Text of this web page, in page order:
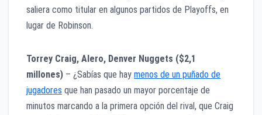
saliera como titular en algunos partidos de Playoffs, en
lugar de Robinson.
Torrey Craig, Alero, Denver Nuggets ($2,1
millones) – ¿Sabías que hay menos de un puñado de
jugadores que han pasado un mayor porcentaje de
minutos marcando a la primera opción del rival, que Craig